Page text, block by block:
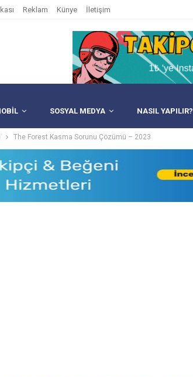
Reklam Künye İletişim
SOSYAL MEDYA NASIL YAPILIR?
The Forest Kasma Sorunu Çözümü – 2023